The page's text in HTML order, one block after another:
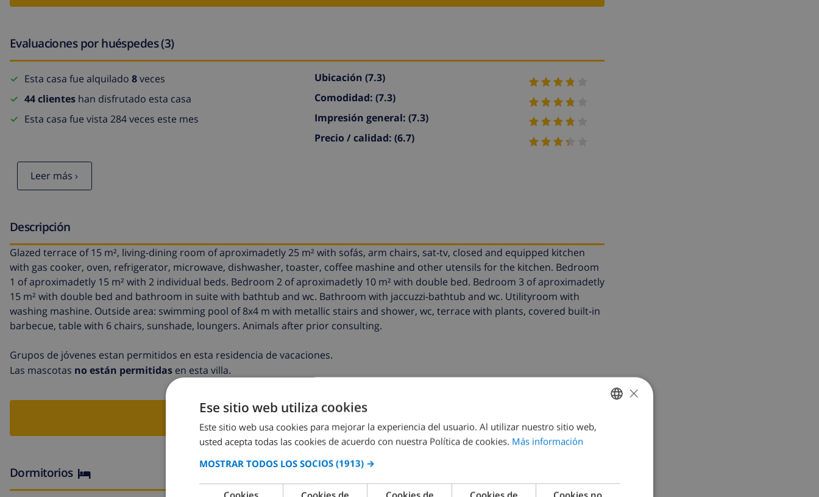
Evaluaciones por huéspedes (3)
Esta casa fue alquilado 8veces
44 clientes han disfrutado esta casa
Esta casa fue vista 284 veces este mes
Ubicación (7.3)
Comodidad: (7.3)
Impresión general: (7.3)
Precio / calidad: (6.7)
Leer más ›
Descripción
Glazed terrace of 15 m², living-dining room of aproximadetly 25 m² with sofás, arm chairs, sat-tv, closed and equipped kitchen
with gas cooker, oven, refrigerator, microwave, dishwasher, toaster, coffee mashine and other utensils for the kitchen. Bedroom
1 of aproximadetly 15 m² with 2 individual beds. Bedroom 2 of aproximadetly 10 m² with double bed. Bedroom 3 of aproximadetly
15 m² with double bed and bathroom in suite with bathtub and wc. Bathroom with jaccuzzi-bathtub and wc. Utilityroom with
washing mashine. Outside area: swimming pool of 8x4 m with metallic stairs and shower, wc, terrace with plants, covered built-in
barbecue, table with 6 chairs, sunshade, loungers. Animals after prior consulting.
Grupos de jóvenes estan permitidos en esta residencia de vacaciones.
Las mascotas no están permitidas en esta villa.
RESERVE ESTE CHALÉ ›
Dormitorios
SPANISH
DUTCH
SPANISH
×
Ese sitio web utiliza cookies
Este sitio web usa cookies para mejorar la experiencia del usuario. Al utilizar nuestro sitio web,
usted acepta todas las cookies de acuerdo con nuestra Política de cookies. Más información
MOSTRAR TODOS LOS SOCIOS (1913) →